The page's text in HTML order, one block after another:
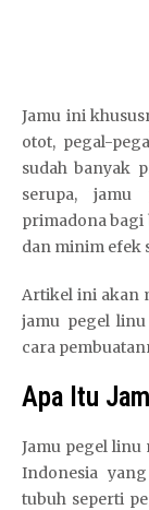
Jamu ini
otot, pegal-
sudah banyak
serupa, jamu
primadona bagi
dan minim efek
Artikel ini akan
jamu pegel
cara
Apa Itu
Jamu pegel linu
Indonesia
tubuh seperti